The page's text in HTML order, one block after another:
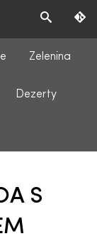
Zelenina
Dezerty
S